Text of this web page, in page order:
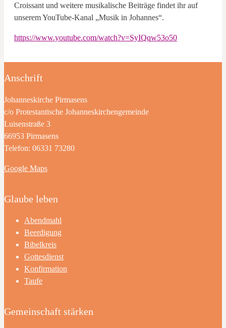
Croissant und weitere musikalische Beiträge findet ihr auf
unserem YouTube-Kanal „Musik in Johannes“.
https://www.youtube.com/watch?v=SyIQqw53o50
Anschrift
Johanneskirche Pirmasens
c/o Protestantische Johanneskirchengemeinde
Luisenstraße 3
66953 Pirmasens
Telefon: 06331 73280
Google Maps
Glaube leben
Abendmahl
Beerdigung
Bibelkreis
Gottesdienst
Konfirmation
Taufe
Gemeinschaft stärken